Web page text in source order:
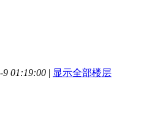
9 01:19:00 | 显示全部楼层